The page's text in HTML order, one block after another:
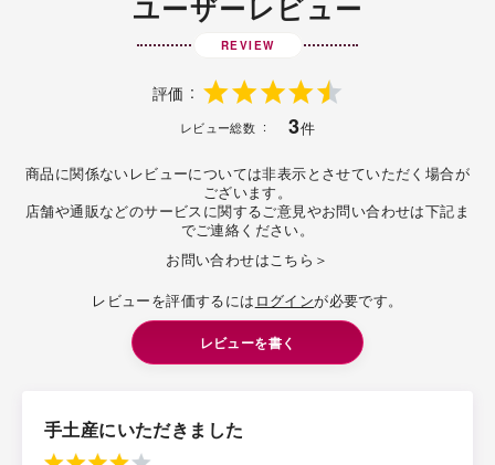
ユーザーレビュー
REVIEW
評価
レビュー総数 3件
商品に関係ないレビューについては非表示とさせていただく場合が
ございます。
店舗や通販などのサービスに関するご意見やお問い合わせは下記ま
でご連絡ください。
お問い合わせはこちら＞
レビューを評価するには ログインが必要です。
レビューを書く
手土産にいただきました